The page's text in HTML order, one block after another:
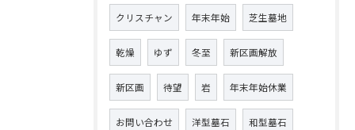
クリスチャン 年末年始 芝生墓地
乾燥 ゆず 冬至 新区画解放
新区画 待望 岩 年末年始休業
お問い合わせ 洋型墓石 和型墓石